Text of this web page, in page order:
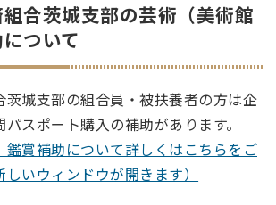
合茨城支部の芸術（美術館
ついて
茨城支部の組合員・被扶養者の方は企
スポート購入の補助があります。
鑑賞補助について詳しくはこちらをご
いウィンドウが開きます）